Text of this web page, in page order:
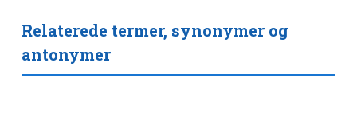
Relaterede termer, synonymer og
antonymer